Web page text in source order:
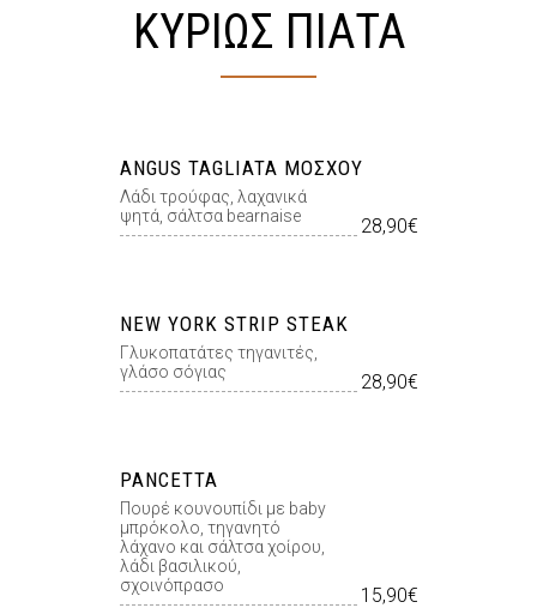
ΚΥΡΙΩΣ ΠΙΑΤΑ
ANGUS TAGLIATA ΜΌΣΧΟΥ
Λάδι τρούφας, λαχανικά
ψητά, σάλτσα bearnaise
28,90€
NEW YORK STRIP STEAK
Γλυκοπατάτες τηγανιτές,
γλάσο σόγιας
28,90€
PANCETTA
Πουρέ κουνουπίδι με baby
μπρόκολο, τηγανητό
λάχανο και σάλτσα χοίρου,
λάδι βασιλικού,
σχοινόπρασο
15,90€